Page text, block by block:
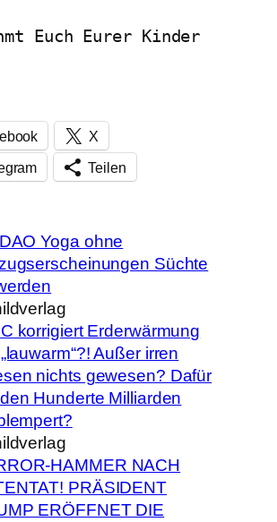
Euch Eurer Kinder
X
Teilen
Yoga ohne
Süchte
korrigiert Erderwärmung
Außer irren
nichts gewesen? Dafür
Hunderte Milliarden
HAMMER NACH
PRÄSIDENT
ERÖFFNET DIE